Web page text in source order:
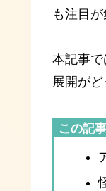
も注目が
本記事
展開が
この記